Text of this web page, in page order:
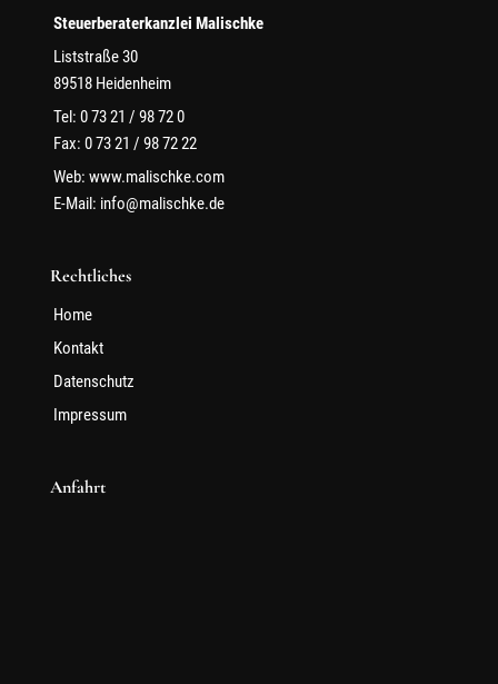
Steuerberaterkanzlei Malischke
Liststraße 30
89518 Heidenheim
Tel: 0 73 21 / 98 72 0
Fax: 0 73 21 / 98 72 22
Web: www.malischke.com
E-Mail: info@malischke.de
Rechtliches
Home
Kontakt
Datenschutz
Impressum
Anfahrt